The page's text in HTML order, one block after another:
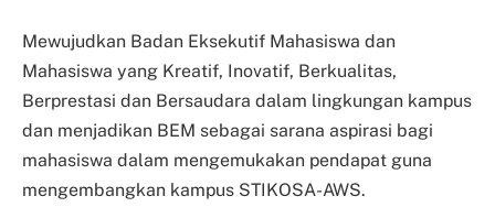
Mewujudkan Badan Eksekutif Mahasiswa dan
Mahasiswa yang Kreatif, Inovatif, Berkualitas,
Berprestasi dan Bersaudara dalam lingkungan kampus
dan menjadikan BEM sebagai sarana aspirasi bagi
mahasiswa dalam mengemukakan pendapat guna
mengembangkan kampus STIKOSA-AWS.